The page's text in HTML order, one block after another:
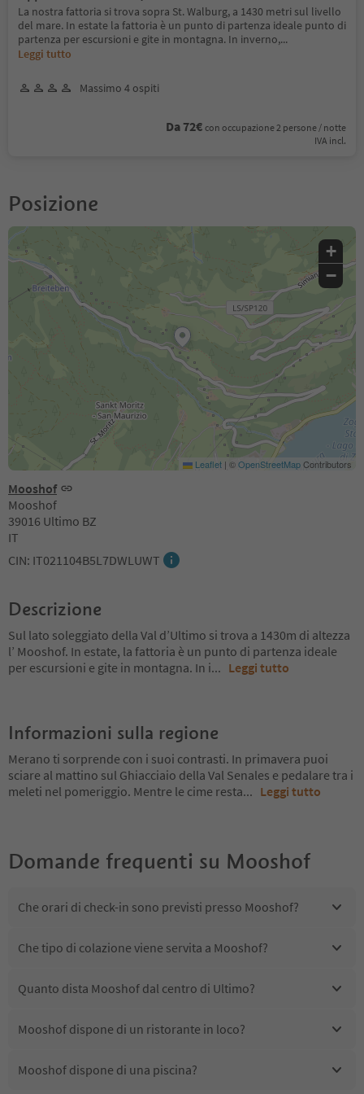
La nostra fattoria si trova sopra St. Walburg, a 1430 metri sul livello
del mare. In estate la fattoria è un punto di partenza ideale punto di
partenza per escursioni e gite in montagna. In inverno,...
Leggi tutto
Massimo 4 ospiti
Da 72€ con occupazione 2 persone / notte
IVA incl.
Posizione
Mooshof
Mooshof
39016 Ultimo BZ
IT
CIN: IT021104B5L7DWLUWT
+
−
Leaflet | ©OpenStreetMapContributors
Descrizione
Sul lato soleggiato della Val d’Ultimo si trova a 1430m di altezza
l’ Mooshof. In estate, la fattoria è un punto di partenza ideale
per escursioni e gite in montagna. In i... Leggi tutto
Informazioni sulla regione
Merano ti sorprende con i suoi contrasti. In primavera puoi
sciare al mattino sul Ghiacciaio della Val Senales e pedalare tra i
meleti nel pomeriggio. Mentre le cime resta... Leggi tutto
Domande frequenti su Mooshof
Che orari di check-in sono previsti presso Mooshof?
Che tipo di colazione viene servita a Mooshof?
Quanto dista Mooshof dal centro di Ultimo?
Mooshof dispone di un ristorante in loco?
Mooshof dispone di una piscina?